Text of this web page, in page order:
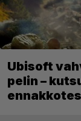
Ubisoft
pelin –